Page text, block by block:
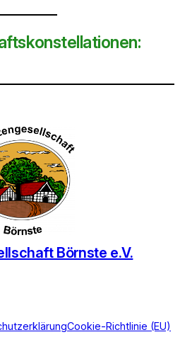
Börnste e.V.
Cookie-Richtlinie (EU)